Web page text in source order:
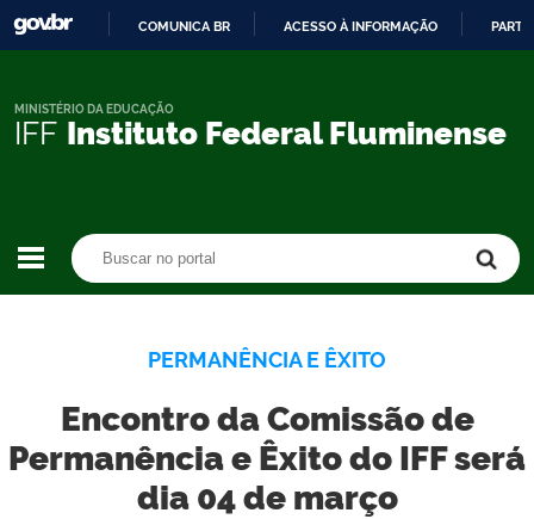
CONTEÚDO
COMUNICA BR ACESSO À INFORMAÇÃO
IFF Instituto Federal Fluminense
MINISTÉRIO DA EDUCAÇÃO
PERMANÊNCIA E ÊXITO
Encontro da Comissão de
Permanência e Êxito do IFF será
dia 04 de março